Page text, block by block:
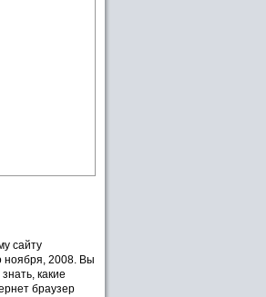
сайту
ноября, 2008. Вы
какие
браузер